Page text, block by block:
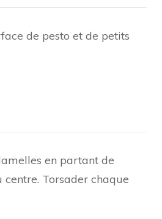
de pesto et de petits
en partant de
Torsader chaque